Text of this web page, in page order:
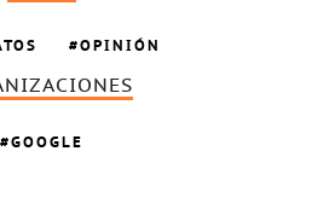
OPINIÓN
GOOGLE